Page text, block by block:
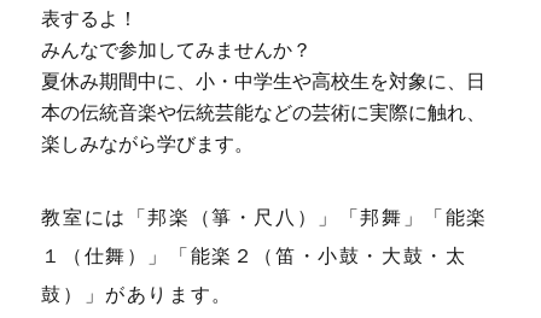
表するよ！
みんなで参加してみませんか？
夏休み期間中に、小・中学生や高校生を対象に、日
本の伝統音楽や伝統芸能などの芸術に実際に触れ、
楽しみながら学びます。
教室には「邦楽（箏・尺八）」「邦舞」「能楽
１（仕舞）」「能楽２（笛・小鼓・大鼓・太
鼓）」があります。